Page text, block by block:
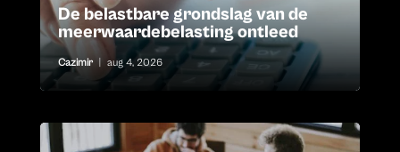
De belastbare grondslag van de
meerwaardebelasting ontleed
Cazimir aug 4, 2026